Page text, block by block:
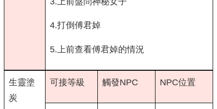
4.打倒傅君婥
5.上前查看傅君婥的情況
生靈塗
炭
可接等級 觸發NPC NPC位置